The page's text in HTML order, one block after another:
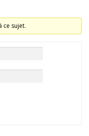
ce sujet.